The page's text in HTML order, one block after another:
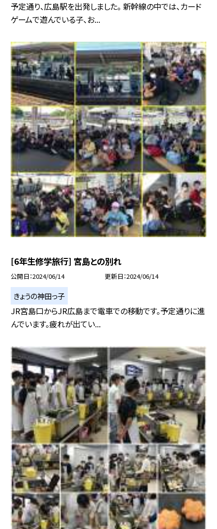
予定通り、広島駅を出発しました。 新幹線の中では、カード
ゲームで遊んでいる子、お...
[6年生修学旅行] 宮島との別れ
公開日 2024/06/14 更新日 2024/06/14
きょうの神田っ子
JR宮島口からJR広島まで電車での移動です。予定通りに進
んでいます。疲れが出てい...